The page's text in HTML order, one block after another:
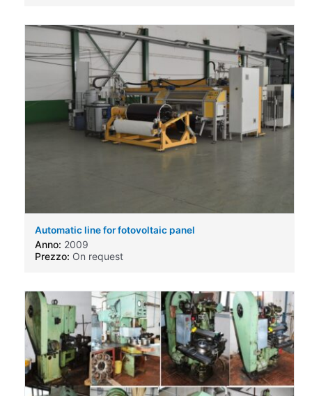
Automatic line for fotovoltaic panel
Anno: 2009
Prezzo: On request